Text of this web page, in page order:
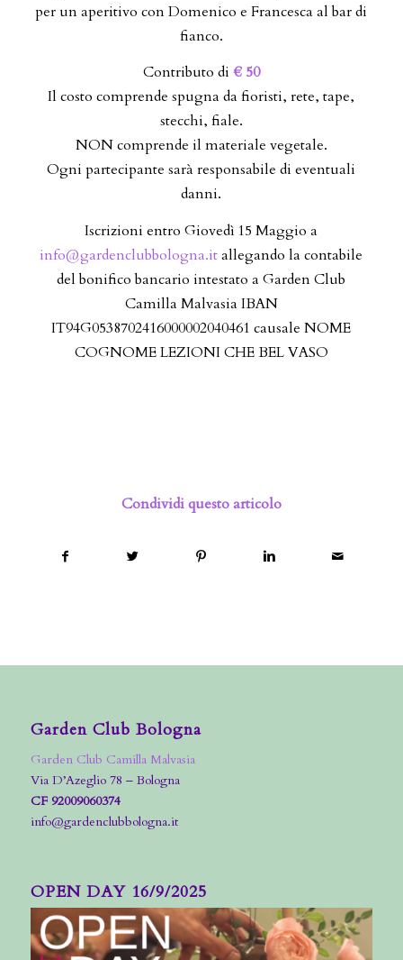
per un aperitivo con Domenico e Francesca al bar di
fianco.
Contributo di € 50
Il costo comprende spugna da fioristi, rete, tape,
stecchi, fiale.
NON comprende il materiale vegetale.
Ogni partecipante sarà responsabile di eventuali
danni.
Iscrizioni entro Giovedì 15 Maggio a
info@gardenclubbologna.itallegando la contabile
del bonifico bancario intestato a Garden Club
Camilla Malvasia IBAN
IT94G0538702416000002040461 causale NOME
COGNOME LEZIONI CHE BEL VASO
Condividi questo articolo
Garden Club Bologna
Garden Club Camilla Malvasia
Via D’Azeglio 78 – Bologna
CF 92009060374
info@gardenclubbologna.it
OPEN DAY 16/9/2025